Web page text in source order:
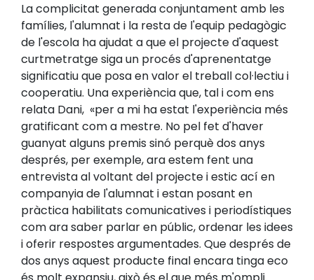
La complicitat generada conjuntament amb les
famílies, l'alumnat i la resta de l'equip pedagògic
de l'escola ha ajudat a que el projecte d'aquest
curtmetratge siga un procés d'aprenentatge
significatiu que posa en valor el treball col·lectiu i
cooperatiu. Una experiència que, tal i com ens
relata Dani, «per a mi ha estat l'experiència més
gratificant com a mestre. No pel fet d'haver
guanyat alguns premis sinó perquè dos anys
després, per exemple, ara estem fent una
entrevista al voltant del projecte i estic ací en
companyia de l'alumnat i estan posant en
pràctica habilitats comunicatives i periodístiques
com ara saber parlar en públic, ordenar les idees
i oferir respostes argumentades. Que després de
dos anys aquest producte final encara tinga eco